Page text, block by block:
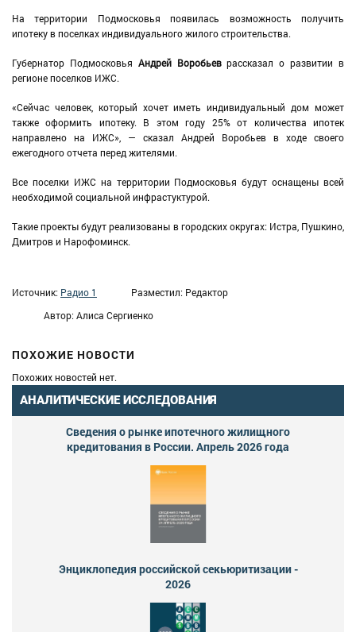
На территории Подмосковья появилась возможность получить
ипотеку в поселках индивидуального жилого строительства.
Губернатор Подмосковья Андрей Воробьеврассказал о развитии в
регионе поселков ИЖС.
«Сейчас человек, который хочет иметь индивидуальный дом может
также оформить ипотеку. В этом году 25% от количества ипотек
направлено на ИЖС», — сказал Андрей Воробьев в ходе своего
ежегодного отчета перед жителями.
Все поселки ИЖС на территории Подмосковья будут оснащены всей
необходимой социальной инфрастуктурой.
Такие проекты будут реализованы в городских округах: Истра, Пушкино,
Дмитров и Нарофоминск.
Источник: Радио 1
Разместил: Редактор
Автор: Алиса Сергиенко
ПОХОЖИЕ НОВОСТИ
Похожих новостей нет.
АНАЛИТИЧЕСКИЕ ИССЛЕДОВАНИЯ
Сведения о рынке ипотечного жилищного
кредитования в России. Апрель 2026 года
Энциклопедия российской секьюритизации -
2026